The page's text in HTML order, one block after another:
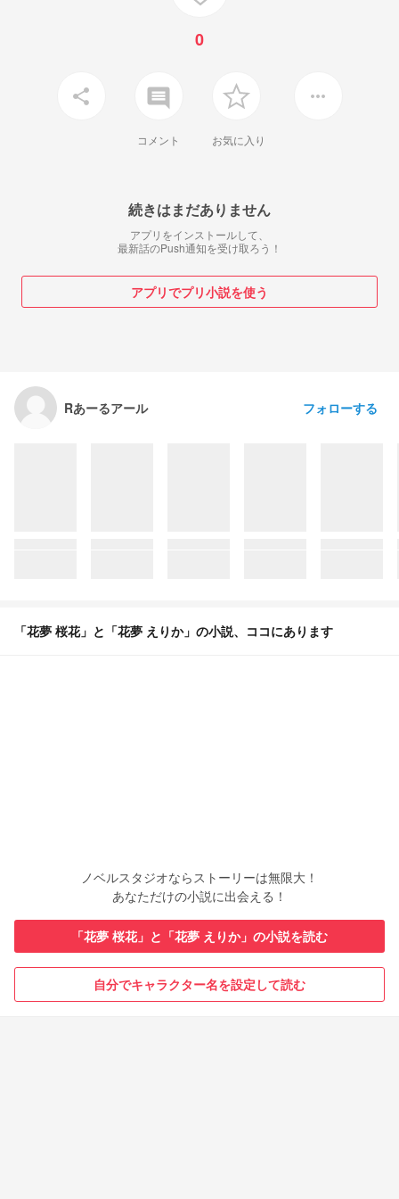
0
share insert_comment
コメント お気に入り
more_horiz
続きはまだありません
アプリをインストールして、
最新話のPush通知を受け取ろう！
アプリでプリ小説を使う
Rあーるアール フォローする
「花夢 桜花」と「花夢 えりか」の小説、ココにあります
ノベルスタジオならストーリーは無限大！
あなただけの小説に出会える！
「花夢 桜花」と「花夢 えりか」の小説を読む
自分でキャラクター名を設定して読む